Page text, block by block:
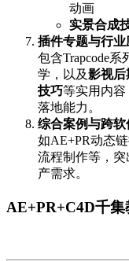
动画
实景合成
插件专题与行业
包含Trapcode系
学，以及影视后
技巧等实用内容
落地能力。
综合案例与跨软
如AE+PR动态
流程制作等，
产需求。
AE+PR+C4D千